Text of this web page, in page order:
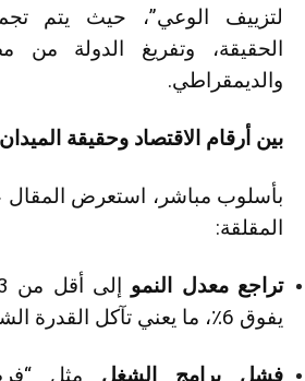
لتزييف الوعي”، حيث يتم
الحقيقة، وتفريغ الدولة من
والديمقراطي.
بين أرقام الاقتصاد وحقيقة الميدان
بأسلوب مباشر، استعرض
المقلقة:
تراجع معدل النمو
يفوق 6٪، ما يعني تآكل القدرة الشرائية.
فشل برامج الشغل مثل